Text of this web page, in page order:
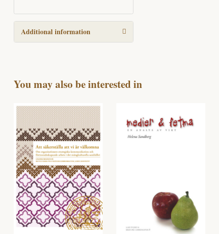
Additional information
You may also be interested in